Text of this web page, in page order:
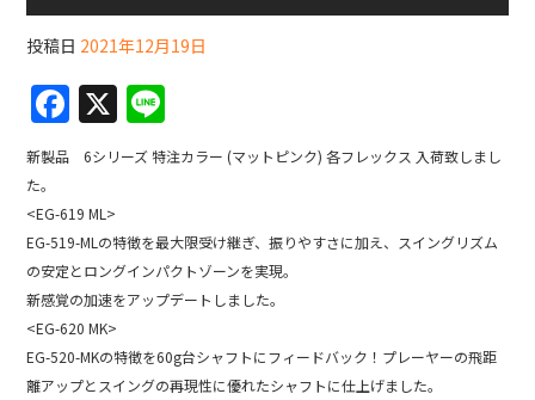
投稿日 2021年12月19日
F
a
c
e
b
o
o
k
X
n
e
新製品 6シリーズ 特注カラー (マットピンク) 各フレックス 入荷致しまし
た。
<EG-619 ML>
EG-519-MLの特徴を最大限受け継ぎ、振りやすさに加え、スイングリズム
の安定とロングインパクトゾーンを実現。
新感覚の加速をアップデートしました。
<EG-620 MK>
EG-520-MKの特徴を60g台シャフトにフィードバック！プレーヤーの飛距
離アップとスイングの再現性に優れたシャフトに仕上げました。